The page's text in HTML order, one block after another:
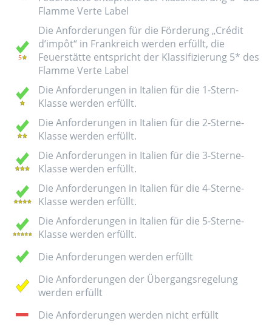
Flamme Verte Label
Die Anforderungen für die Förderung „Crédit
d’impôt“ in Frankreich werden erfüllt, die
Feuerstätte entspricht der Klassifizierung 5* des
Flamme Verte Label
Die Anforderungen in Italien für die 1-Stern-
Klasse werden erfüllt.
Die Anforderungen in Italien für die 2-Sterne-
Klasse werden erfüllt.
Die Anforderungen in Italien für die 3-Sterne-
Klasse werden erfüllt.
Die Anforderungen in Italien für die 4-Sterne-
Klasse werden erfüllt.
Die Anforderungen in Italien für die 5-Sterne-
Klasse werden erfüllt.
Die Anforderungen werden erfüllt
Die Anforderungen der Übergangsregelung
werden erfüllt
Die Anforderungen werden nicht erfüllt